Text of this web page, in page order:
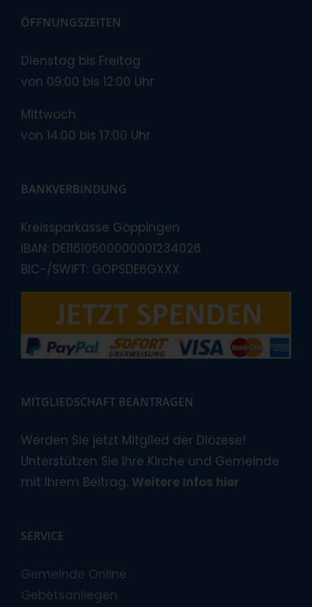
ÖFFNUNGSZEITEN
Dienstag bis Freitag
von 09:00 bis 12:00 Uhr
Mittwoch
von 14:00 bis 17:00 Uhr
BANKVERBINDUNG
Kreissparkasse Göppingen
IBAN: DE11610500000001234026
BIC-/SWIFT: GOPSDE6GXXX
MITGLIEDSCHAFT BEANTRAGEN
Werden Sie jetzt Mitglied der Diözese!
Unterstützen Sie Ihre Kirche und Gemeinde
mit Ihrem Beitrag. Weitere Infos hier
SERVICE
Gemeinde Online
Gebetsanliegen